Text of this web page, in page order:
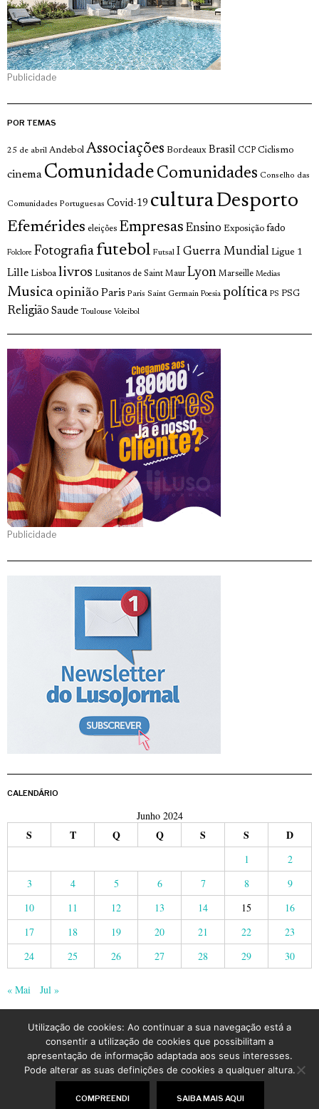
Publicidade
POR TEMAS
25 de abril Andebol Associações Bordeaux Brasil CCP Ciclismo
cinema Comunidade Comunidades Conselho das
Comunidades Portuguesas Covid-19 culturaDesporto
Efemérides eleições Empresas Ensino Exposição fado
Folclore Fotografia futebol Futsal I Guerra Mundial Ligue 1
Lille Lisboa livros Lusitanos de Saint Maur Lyon Marseille Medias
Musica opinião Paris Paris Saint Germain Poesia política PS PSG
Religião Saude Toulouse Voleibol
Publicidade
CALENDÁRIO
Junho 2024
S T Q Q S S D
1
2
3
4 5 6 7 8
9
10
11 12 13 14 15
16
17
18 19 20 21 22
23
24
25 26 27 28 29 30
« Mai Jul »
©2026LusoJornal | Todos os direitos reservados
Utilização de cookies: Ao continuar a sua navegação está a
consentir a utilização de cookies que possibilitam a
apresentação de informação adaptada aos seus interesses.
Pode alterar as suas definições de cookies a qualquer altura.
COMPREENDI SAIBA MAIS AQUI